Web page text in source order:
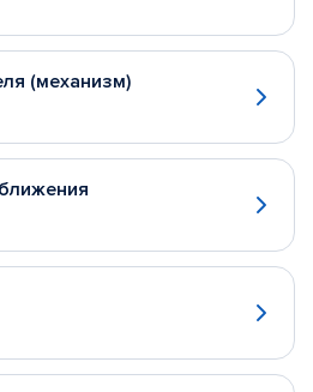
(механизм)